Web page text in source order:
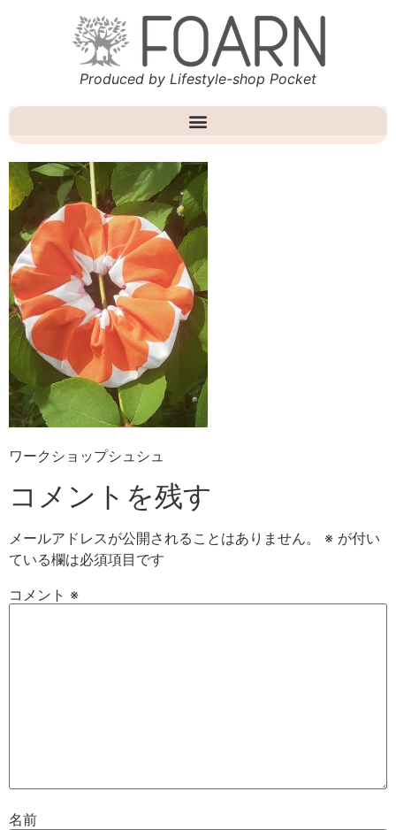
Produced by Lifestyle-shop Pocket
ワークショップシュシュ
コメントを残す
メールアドレスが公開されることはありません。 ※ が付い
ている欄は必須項目です
コメント ※
名前